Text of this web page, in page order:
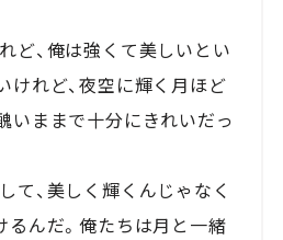
ど、俺は強くて美しいとい
けれど、夜空に輝く月ほど
いままで十分にきれいだっ
て、美しく輝くんじゃなく
るんだ。俺たちは月と一緒